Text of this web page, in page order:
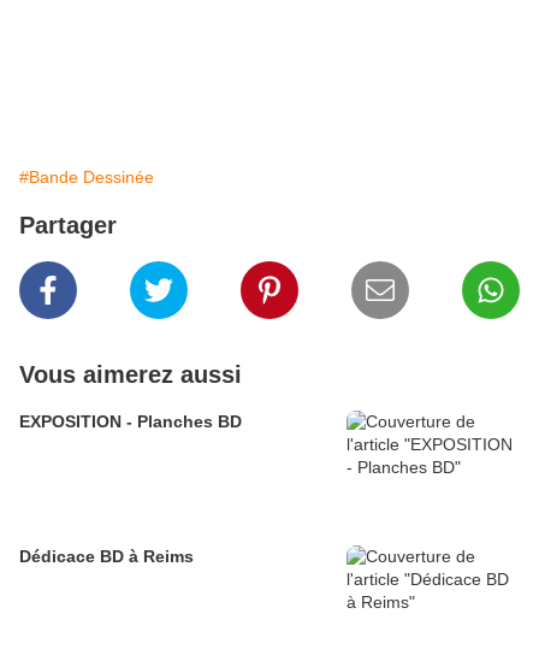
#Bande Dessinée
Partager
Vous aimerez aussi
EXPOSITION - Planches BD
Dédicace BD à Reims